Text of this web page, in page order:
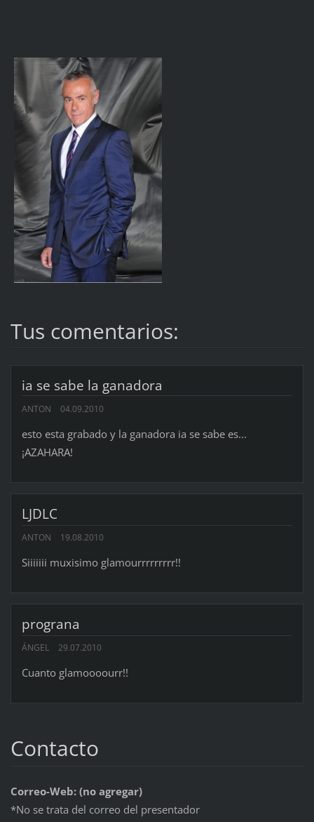
Tus comentarios:
ia se sabe la ganadora
ANTON 04.09.2010
esto esta grabado y la ganadora ia se sabe es...
¡AZAHARA!
LJDLC
ANTON 19.08.2010
Siiiiiii muxisimo glamourrrrrrrrr!!
prograna
ÁNGEL 29.07.2010
Cuanto glamoooourr!!
Contacto
Correo-Web: (no agregar)
*No se trata del correo del presentador